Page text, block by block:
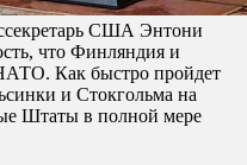
США Энтони
что Финляндия и
Как быстро пройдет
и Стокгольма на
Штаты в полной мере